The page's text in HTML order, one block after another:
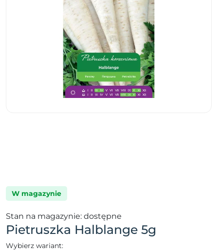
W magazynie
Stan na magazynie: dostępne
Pietruszka Halblange 5g
Wybierz wariant: